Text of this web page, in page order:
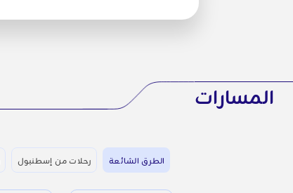
المسارات
الطرق الشائعة رحلات من إسطنبول